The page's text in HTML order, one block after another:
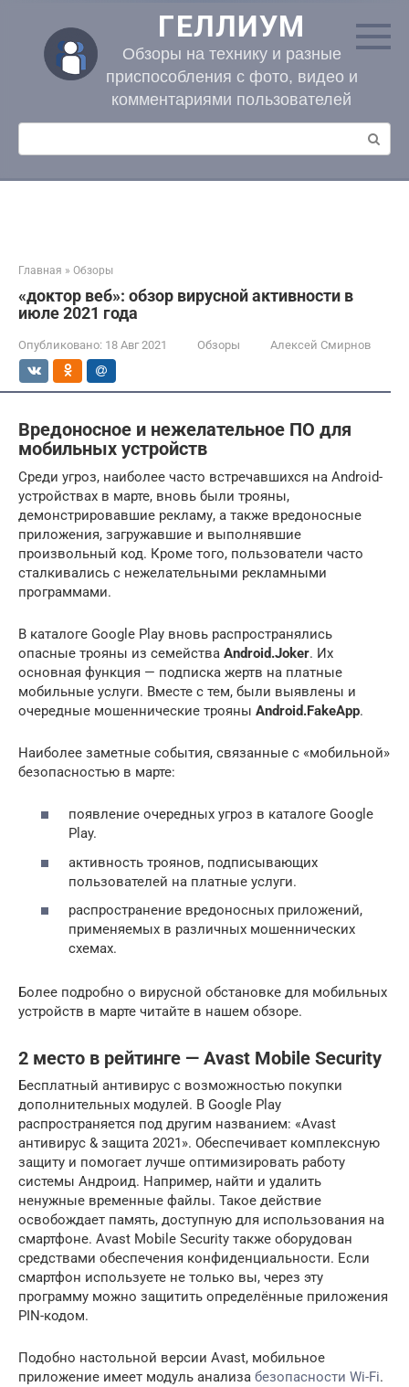
контенту
ГЕЛЛИУМ
Обзоры на технику и разные
приспособления с фото, видео и
комментариями пользователей
Поиск:
Главная » Обзоры
«доктор веб»: обзор вирусной активности в
июле 2021 года
Опубликовано: 18 Авг 2021 Обзоры Алексей Смирнов
Вредоносное и нежелательное ПО для
мобильных устройств
Среди угроз, наиболее часто встречавшихся на Android-
устройствах в марте, вновь были трояны,
демонстрировавшие рекламу, а также вредоносные
приложения, загружавшие и выполнявшие
произвольный код. Кроме того, пользователи часто
сталкивались с нежелательными рекламными
программами.
В каталоге Google Play вновь распространялись
опасные трояны из семейства Android.Joker. Их
основная функция — подписка жертв на платные
мобильные услуги. Вместе с тем, были выявлены и
очередные мошеннические трояны Android.FakeApp.
Наиболее заметные события, связанные с «мобильной»
безопасностью в марте:
появление очередных угроз в каталоге Google
Play.
активность троянов, подписывающих
пользователей на платные услуги.
распространение вредоносных приложений,
применяемых в различных мошеннических
схемах.
Более подробно о вирусной обстановке для мобильных
устройств в марте читайте в нашем обзоре.
2 место в рейтинге — Avast Mobile Security
Бесплатный антивирус с возможностью покупки
дополнительных модулей. В Google Play
распространяется под другим названием: «Avast
антивирус & защита 2021». Обеспечивает комплексную
защиту и помогает лучше оптимизировать работу
системы Андроид. Например, найти и удалить
ненужные временные файлы. Такое действие
освобождает память, доступную для использования на
смартфоне. Avast Mobile Security также оборудован
средствами обеспечения конфиденциальности. Если
смартфон используете не только вы, через эту
программу можно защитить определённые приложения
PIN-кодом.
Подобно настольной версии Avast, мобильное
приложение имеет модуль анализа безопасности Wi-Fi.